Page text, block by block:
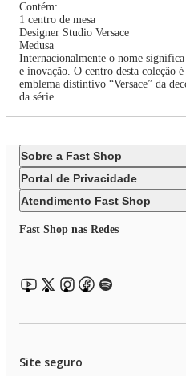
Contém:
1 centro de mesa
Designer Studio Versace
Medusa
Internacionalmente o nome
e inovação. O centro desta coleção
emblema distintivo “Versace” da
da série.
Sobre a Fast Shop
Portal de Privacidade
Atendimento Fast Shop
Fast Shop nas Redes
Site seguro